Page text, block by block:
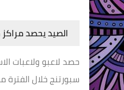
الصيد يحصد
حصد لاعبو ولاعبات
سبورتنج خلال الفترة من 27 سبتمبر – 4 أكتوبر ، وقد جاءت النتائج